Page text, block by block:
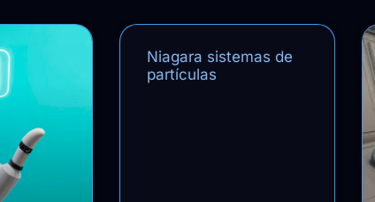
Niagara sistemas de
partículas